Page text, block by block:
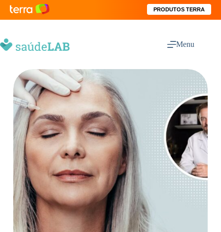
PRODUTOS TERRA
Menu